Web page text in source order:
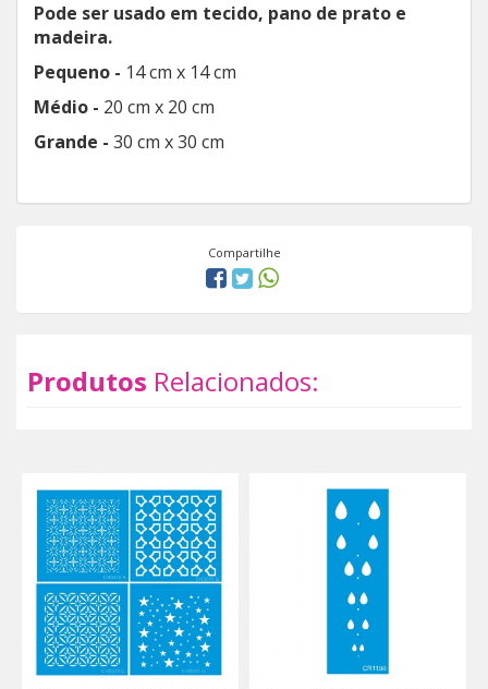
Pode ser usado em tecido, pano de prato e
madeira.
Pequeno - 14 cm x 14 cm
Médio - 20 cm x 20 cm
Grande - 30 cm x 30 cm
Compartilhe
Produtos Relacionados: